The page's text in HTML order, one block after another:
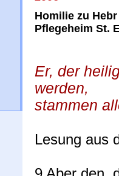
Homilie zu
Pflegeheim St.
Er, der
werden,
stammen
Lesung aus